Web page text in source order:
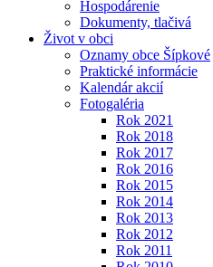
Hospodárenie
Dokumenty, tlačivá
Život v obci
Oznamy obce Šípkové
Praktické informácie
Kalendár akcií
Fotogaléria
Rok 2021
Rok 2018
Rok 2017
Rok 2016
Rok 2015
Rok 2014
Rok 2013
Rok 2012
Rok 2011